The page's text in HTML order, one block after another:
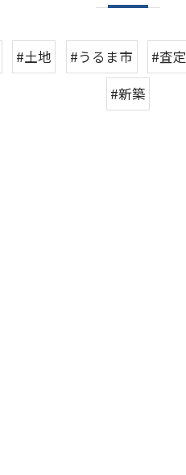
#土地 #うるま市 #査定
#新築